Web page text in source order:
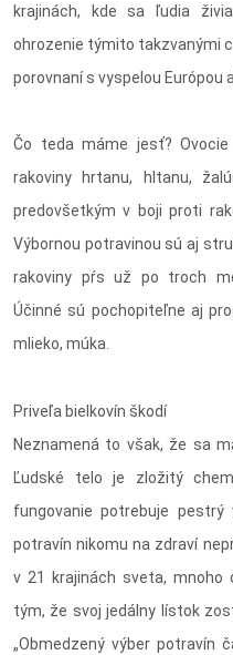
krajinách, kde sa ľudia
ohrozenie týmito takzvanými
porovnaní s vyspelou Európou
Čo teda máme jesť?
rakoviny hrtanu, hltanu,
predovšetkým v boji proti
Výbornou potravinou sú aj
rakoviny pŕs už po troch
Účinné sú pochopiteľne aj
mlieko, múka.
Priveľa bielkovín škodí
Neznamená to však, že sa
Ľudské telo je zložitý
fungovanie potrebuje
potravín nikomu na zdraví
v 21 krajinách sveta, mnoho
tým, že svoj jedálny lístok
„Obmedzený výber potravín